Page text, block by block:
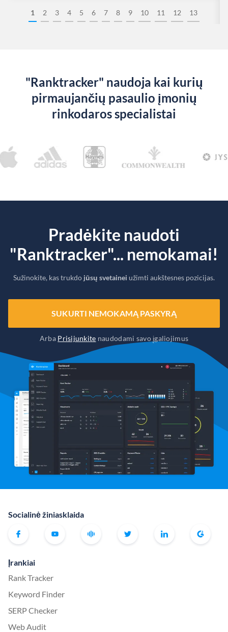
1 2 3 4 5 6 7 8 9 10 11 12 13
"Ranktracker" naudoja kai kurių
pirmaujančių pasaulio įmonių
rinkodaros specialistai
Pradėkite naudoti
"Ranktracker"... nemokamai!
Sužinokite, kas trukdo jūsų svetainei užimti aukštesnes pozicijas.
SUKURTI NEMOKAMĄ PASKYRĄ
Arba Prisijunkite naudodami savo įgaliojimus
Socialinė žiniasklaida
Įrankiai
Rank Tracker
Keyword Finder
SERP Checker
Web Audit